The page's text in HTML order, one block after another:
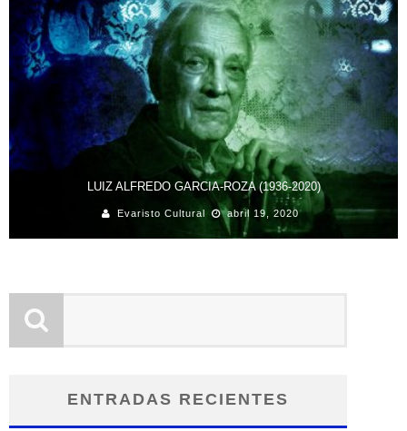
LUIZ ALFREDO GARCIA-ROZA (1936-2020)
Evaristo Cultural abril 19, 2020
ENTRADAS RECIENTES